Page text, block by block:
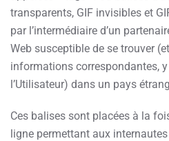
transparents, GIF invisibles et
par l’intermédiaire d’un
Web susceptible de se trouver
informations correspondantes, y
l’Utilisateur) dans un pays
Ces balises sont placées à la
ligne permettant aux internautes